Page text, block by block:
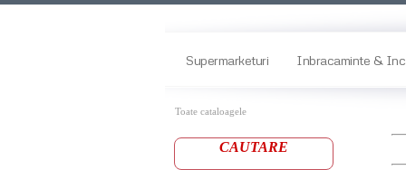
Supermarketuri Inbracaminte &
Toate cataloagele
CAUTARE